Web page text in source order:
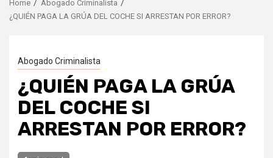
Home
Abogado Criminalista
¿QUIÉN PAGA LA GRÚA DEL COCHE SI ARRESTAN POR ERROR?
Abogado Criminalista
¿QUIÉN PAGA LA GRÚA
DEL COCHE SI
ARRESTAN POR ERROR?